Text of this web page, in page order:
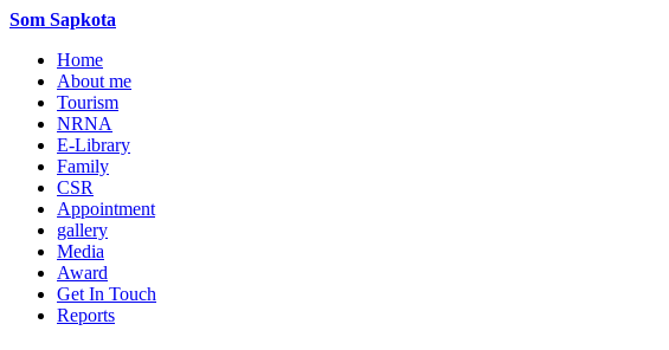
Som Sapkota
Home
About me
Tourism
NRNA
E-Library
Family
CSR
Appointment
gallery
Media
Award
Get In Touch
Reports